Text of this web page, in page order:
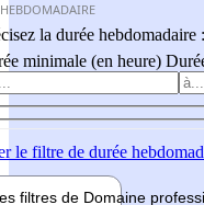
la durée hebdomadaire :
minimale (en heure)
le filtre de durée
filtres de Domaine pro